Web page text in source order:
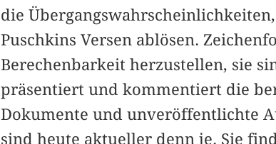
die
Puschkins Versen ablösen.
Berechenbarkeit herzustellen, sie
präsentiert und kommentiert die
Dokumente und unveröffentlichte
sind heute aktueller denn je. Sie